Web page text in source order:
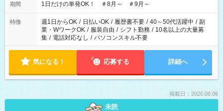
期間 1日だけの単発OK！ ＃8月～ ＃9月～
特徴 週1日からOK / 日払いOK / 履歴書不要 / 40～50代活躍中 / 副
業・WワークOK / 服装自由 / シフト勤務 / 10名以上の大量募
集 / 電話対応なし / パソコンスキル不要
気になる！ 応募する 詳細へ
掲載日：2026.08.06
未読